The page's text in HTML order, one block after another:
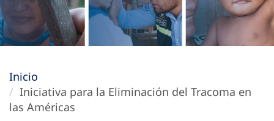
Inicio
Iniciativa para la Eliminación del Tracoma en
las Américas